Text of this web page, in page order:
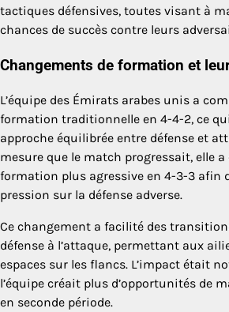
tactiques défensives, toutes visant à
chances de succès contre leurs
Changements de formation et
L’équipe des Émirats arabes unis a
formation traditionnelle en 4-4-2, ce
approche équilibrée entre défense et
mesure que le match progressait, elle
formation plus agressive en 4-3-3 afin
pression sur la défense adverse.
Ce changement a facilité des
défense à l’attaque, permettant aux
espaces sur les flancs. L’impact était
l’équipe créait plus d’opportunités de
en seconde période.